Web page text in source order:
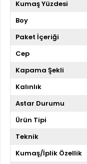
Kumaş Yüzdesi
Boy
Paket İçeriği
Cep
Kapama Şekli
Kalınlık
Astar Durumu
Ürün Tipi
Teknik
Kumaş/İplik Özellik